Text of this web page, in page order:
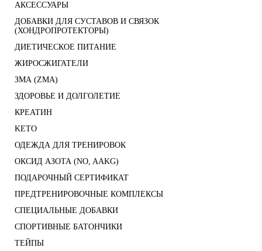
АКСЕССУАРЫ
ДОБАВКИ ДЛЯ СУСТАВОВ И СВЯЗОК
(ХОНДРОПРОТЕКТОРЫ)
ДИЕТИЧЕСКОЕ ПИТАНИЕ
ЖИРОСЖИГАТЕЛИ
ЗМА (ZMA)
ЗДОРОВЬЕ И ДОЛГОЛЕТИЕ
КРЕАТИН
KETO
ОДЕЖДА ДЛЯ ТРЕНИРОВОК
ОКСИД АЗОТА (NO, AAKG)
ПОДАРОЧНЫЙ СЕРТИФИКАТ
ПРЕДТРЕНИРОВОЧНЫЕ КОМПЛЕКСЫ
СПЕЦИАЛЬНЫЕ ДОБАВКИ
СПОРТИВНЫЕ БАТОНЧИКИ
ТЕЙПЫ